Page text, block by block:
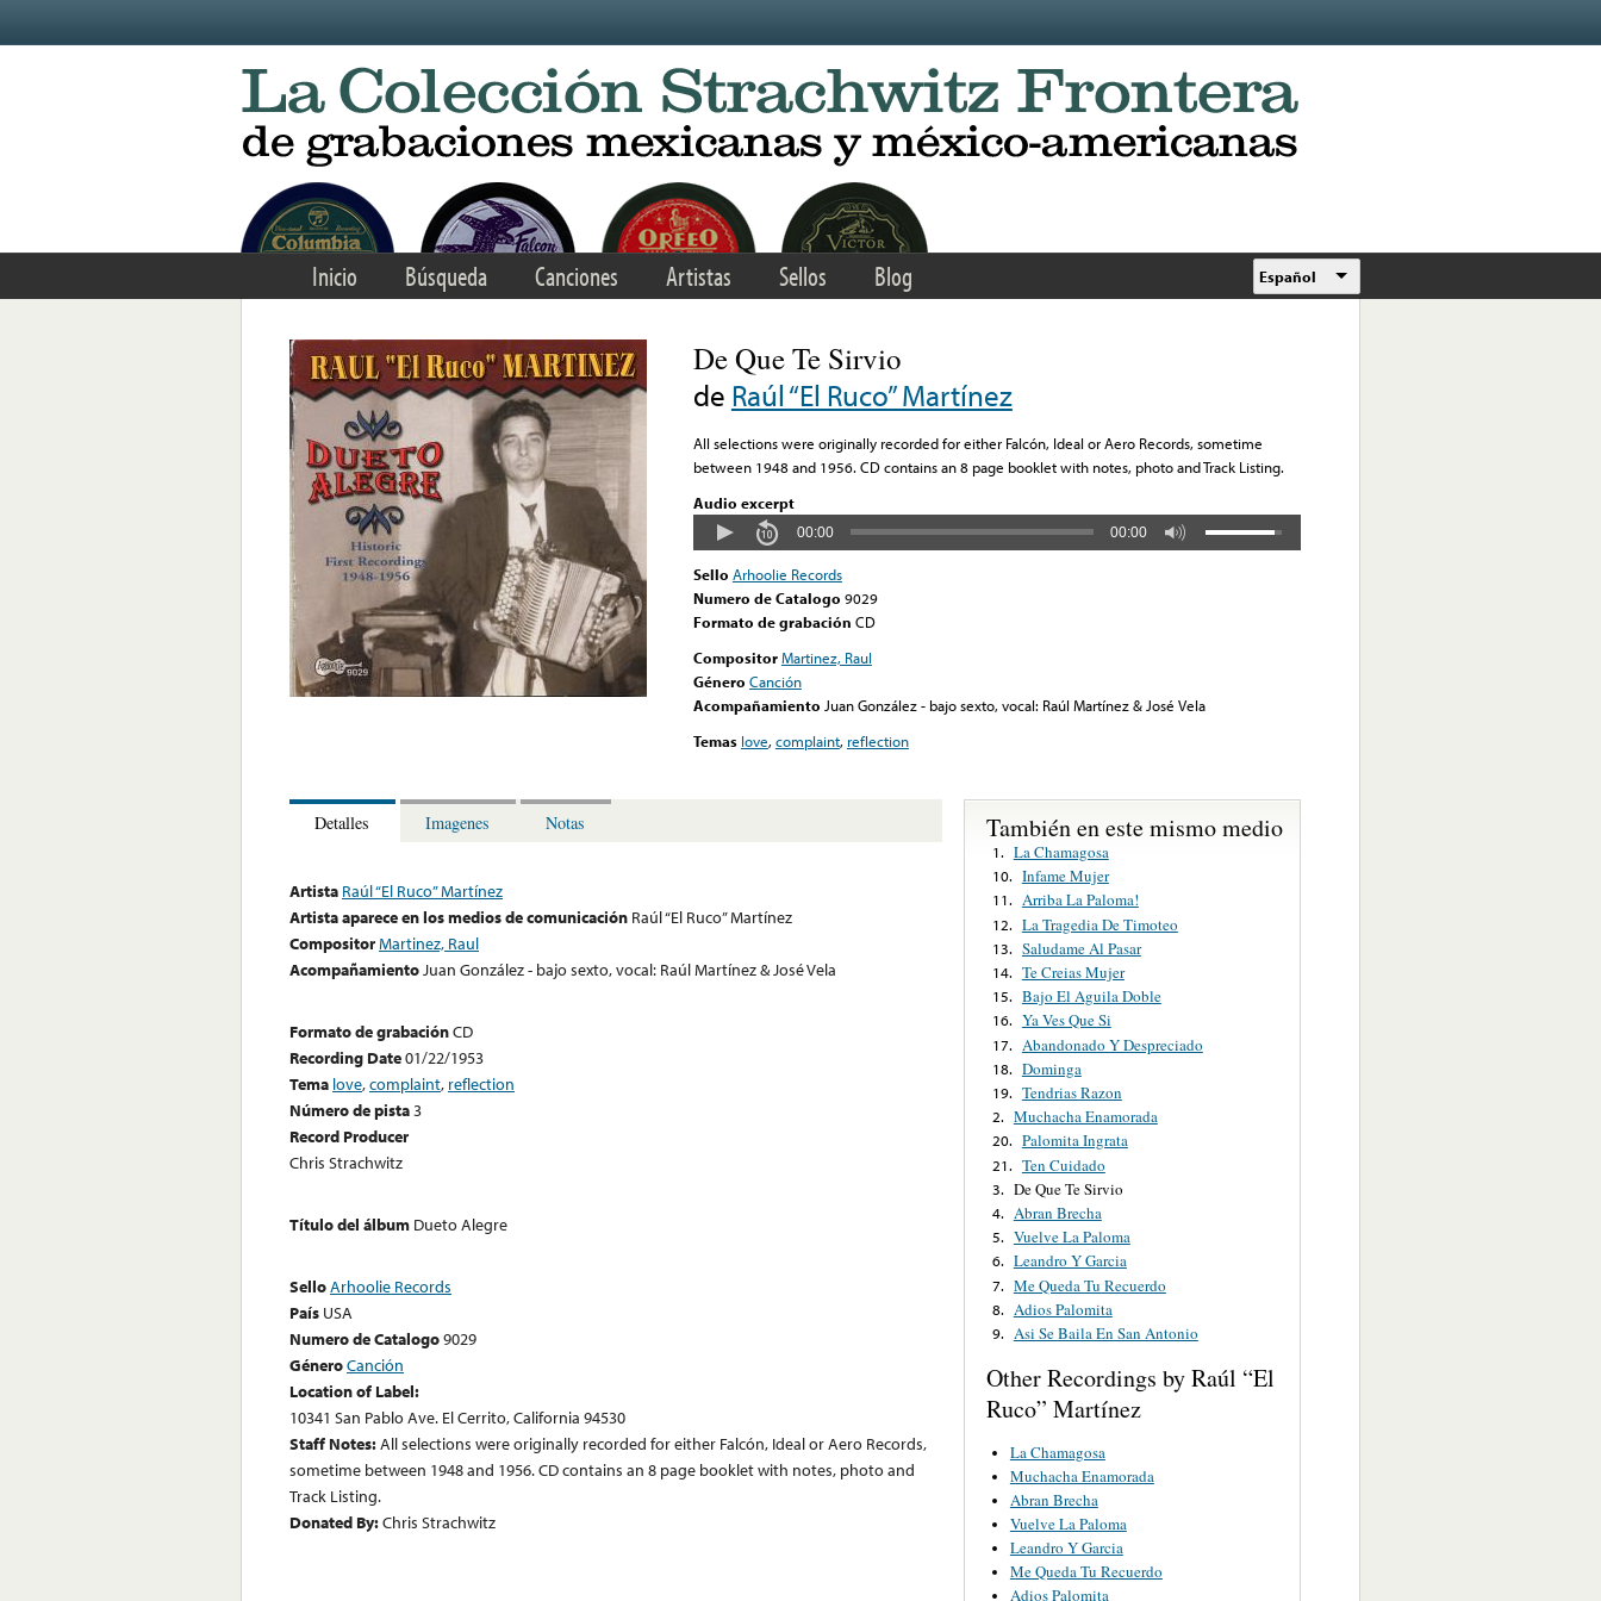
Inicio Búsqueda Canciones Artistas Sellos Blog Español
De Que Te Sirvio
de Raúl “El Ruco” Martínez
All selections were originally recorded for either Falcón, Ideal or Aero Records, sometime
between 1948 and 1956. CD contains an 8 page booklet with notes, photo and Track Listing.
Audio excerpt
00:00 00:00
Sello Arhoolie Records
Numero de Catalogo 9029
Formato de grabación CD
CompositorMartinez, Raul
Género Canción
Acompañamiento Juan González - bajo sexto, vocal: Raúl Martínez & José Vela
Temas love,complaint, reflection
Detalles Imagenes Notas
Artista Raúl “El Ruco” Martínez
Artista aparece en los medios de comunicación Raúl “El Ruco” Martínez
CompositorMartinez, Raul
AcompañamientoJuan González - bajo sexto, vocal: Raúl Martínez & José Vela
Formato de grabaciónCD
Recording Date01/22/1953
Tema love,complaint, reflection
Número de pista3
Record Producer
Chris Strachwitz
Título del álbum Dueto Alegre
SelloArhoolie Records
País USA
Numero de Catalogo9029
GéneroCanción
Location of Label:
10341 San Pablo Ave. El Cerrito, California 94530
Staff Notes:All selections were originally recorded for either Falcón, Ideal or Aero Records,
sometime between 1948 and 1956. CD contains an 8 page booklet with notes, photo and
Track Listing.
Donated By:Chris Strachwitz
También en este mismo medio
1. La Chamagosa
10. Infame Mujer
11. Arriba La Paloma!
12. La Tragedia De Timoteo
13. Saludame Al Pasar
14. Te Creias Mujer
15. Bajo El Aguila Doble
16. Ya Ves Que Si
17. Abandonado Y Despreciado
18. Dominga
19. Tendrias Razon
2. Muchacha Enamorada
20. Palomita Ingrata
21. Ten Cuidado
3. De Que Te Sirvio
4. Abran Brecha
5. Vuelve La Paloma
6. Leandro Y Garcia
7. Me Queda Tu Recuerdo
8. Adios Palomita
9. Asi Se Baila En San Antonio
Other Recordings by Raúl “El
Ruco” Martínez
La Chamagosa
Muchacha Enamorada
Abran Brecha
Vuelve La Paloma
Leandro Y Garcia
Me Queda Tu Recuerdo
Adios Palomita